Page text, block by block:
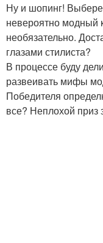
Ну и шопинг!
невероятно модный
необязательно.
глазами стилиста?
В процессе буду
развеивать мифы
Победителя
все? Неплохой приз